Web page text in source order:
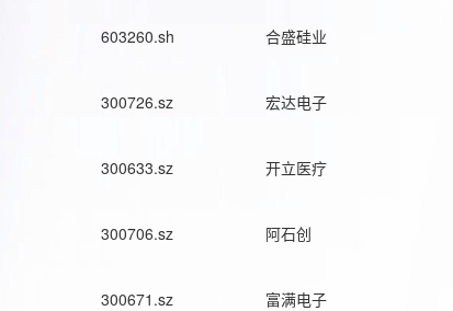
603260.sh 合盛硅业
300726.sz 宏达电子
300633.sz 开立医疗
300706.sz 阿石创
300671.sz 富满电子